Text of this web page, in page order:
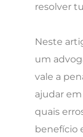
resolver
Neste
um
vale a
ajudar
quais
benefício